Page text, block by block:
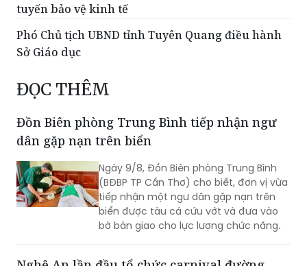
tuyến bảo vệ kinh tế
Phó Chủ tịch UBND tỉnh Tuyên Quang điều hành
Sở Giáo dục
ĐỌC THÊM
Đồn Biên phòng Trung Bình tiếp nhận ngư
dân gặp nạn trên biển
Ngày 9/8, Đồn Biên phòng Trung Bình
(BĐBP TP Cần Thơ) cho biết, đơn vị vừa
tiếp nhận một ngư dân gặp nạn trên
biển được tàu cá cứu vớt và đưa vào
bờ bàn giao cho lực lượng chức năng.